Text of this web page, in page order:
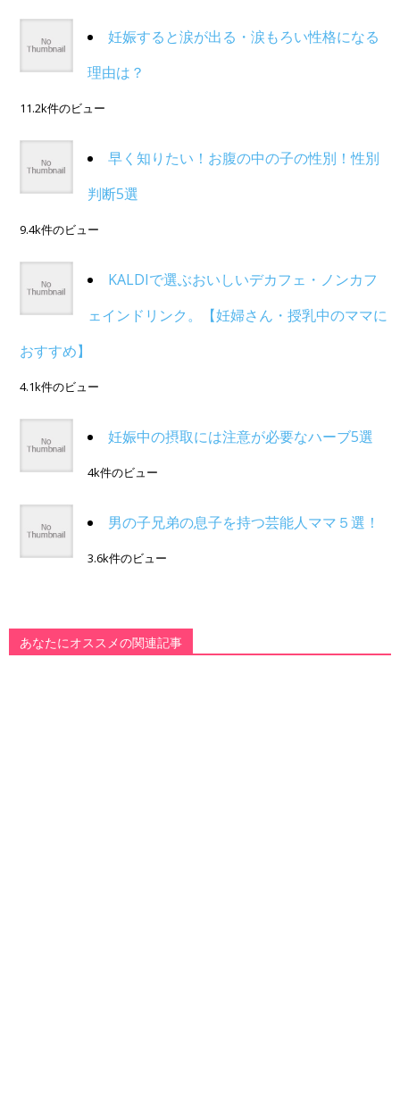
妊娠すると涙が出る・涙もろい性格になる
理由は？
11.2k件のビュー
早く知りたい！お腹の中の子の性別！性別
判断5選
9.4k件のビュー
KALDIで選ぶおいしいデカフェ・ノンカフ
ェインドリンク。【妊婦さん・授乳中のママに
おすすめ】
4.1k件のビュー
妊娠中の摂取には注意が必要なハーブ5選
4k件のビュー
男の子兄弟の息子を持つ芸能人ママ５選！
3.6k件のビュー
あなたにオススメの関連記事